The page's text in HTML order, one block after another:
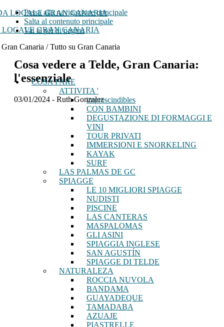
Passa alla navigazione principale
Salta al contenuto principale
Vai al piè di pagina
LOCALE GRAN CANARIA
Canaria / Tutto su Gran Canaria
COSA FARE
ATTIVITA '
imprescindibles
CON BAMBINI
DEGUSTAZIONE DI FORMAGGI E
VINI
TOUR PRIVATI
IMMERSIONI E SNORKELING
KAYAK
SURF
LAS PALMAS DE GC
SPIAGGE
LE 10 MIGLIORI SPIAGGE
NUDISTI
PISCINE
LAS CANTERAS
MASPALOMAS
GLI ASINI
SPIAGGIA INGLESE
SAN AGUSTÍN
SPIAGGE DI TELDE
NATURALEZA
ROCCIA NUVOLA
BANDAMA
GUAYADEQUE
TAMADABA
AZUAJE
PIASTRELLE
Cosa vedere a Telde, Gran Canaria:
l'essenziale
03/01/2024 - Ruth Gonzalez